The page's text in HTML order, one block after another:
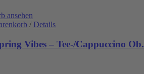
ansehen
/ Details
Vibes – Tee-/Cappuccino Ob.